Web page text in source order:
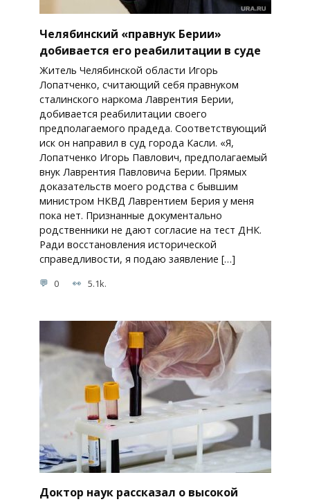
Челябинский «правнук Берии»
добивается его реабилитации в суде
Житель Челябинской области Игорь
Лопатченко, считающий себя правнуком
сталинского наркома Лаврентия Берии,
добивается реабилитации своего
предполагаемого прадеда. Соответствующий
иск он направил в суд города Касли. «Я,
Лопатченко Игорь Павлович, предполагаемый
внук Лаврентия Павловича Берии. Прямых
доказательств моего родства с бывшим
министром НКВД Лаврентием Берия у меня
пока нет. Признанные документально
родственники не дают согласие на тест ДНК.
Ради восстановления исторической
справедливости, я подаю заявление […]
0 5.1k.
Доктор наук рассказал о высокой